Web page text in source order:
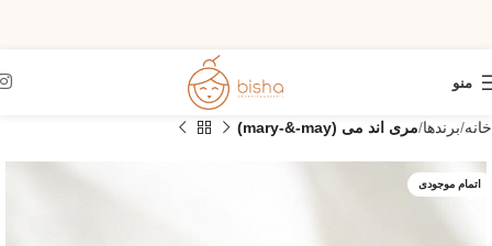
منو
خانه برندها مری اند می (mary-&-may)
اتمام موجودی